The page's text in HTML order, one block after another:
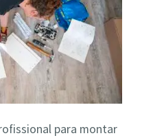
para montar